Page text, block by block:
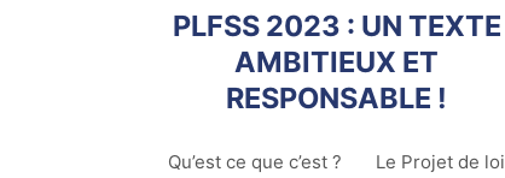
PLFSS 2023 : UN TEXTE
AMBITIEUX ET
RESPONSABLE !
Qu’est ce que c’est ? Le Projet de loi